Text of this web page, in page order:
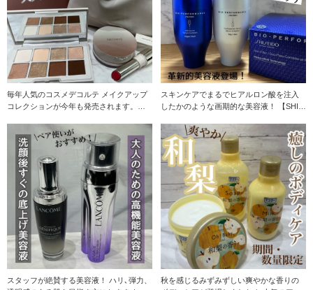
毎年人気のコスメデコルテ メイクアップ
コレクションが今年も発売されます。
スキンケアでまるでヒアルロン酸を注入
したかのような画期的な美容液！ 【SHIS
スタッフが絶賛する美容液！ ハリ､弾力、
秋を感じるみずみずしい爽やかな香りの